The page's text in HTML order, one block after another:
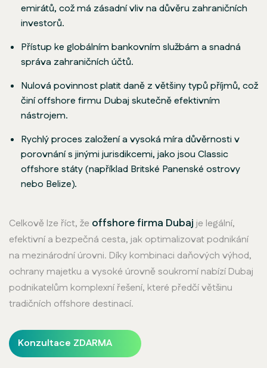
emirátů, což má zásadní vliv na důvěru zahraničních
investorů.
Přístup ke globálním bankovním službám a snadná
správa zahraničních účtů.
Nulová povinnost platit daně z většiny typů příjmů, což
činí offshore firmu Dubaj skutečně efektivním
nástrojem.
Rychlý proces založení a vysoká míra důvěrnosti v
porovnání s jinými jurisdikcemi, jako jsou Classic
offshore státy (například Britské Panenské ostrovy
nebo Belize).
Celkově lze říct, že offshore firma Dubaj je legální,
efektivní a bezpečná cesta, jak optimalizovat podnikání
na mezinárodní úrovni. Díky kombinaci daňových výhod,
ochrany majetku a vysoké úrovně soukromí nabízí Dubaj
podnikatelům komplexní řešení, které předčí většinu
tradičních offshore destinací.
Konzultace ZDARMA